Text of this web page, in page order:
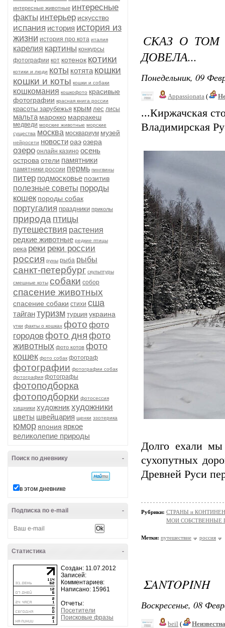
интересные животные интересные
факты интерьер искусство
испания история история из
жизни история про кота италия
карелия картины конкурсы
фотографии кот котенок котики
котики и люди коты котята кошки
кошки и коты кошки и собаки
кошкомания кошкофото красивые
фотографии красная книга россии
красоты зарубежья крым лес лисы
мальта марокко марракеш
медведи морские животные морские
существа москва москвариум музей
нейросети новостиоаэозера
озеро онлайн казино осень
острова отели памятники
памятники россии пермь пингвины
питер подмосковье позитив
полезные советы породы
кошек породы собак
португалия праздники приколы
природа птицы
путешествия растения
редкие животные редкие птицы
река реки реки россии
россия руны рыба рыбы
санкт-петербург скульптуры
смешные коты собаки собор
спасение животных
спасение собаки стихи сша
тайгантуризм турция украина
утки факты о кошках фото фото
городовфото дня фото
животных фото котов фото
кошек фото собак фотограф
фотографии фотографии собак
фотография фотографы
фотоподборка
фотоподборки фотосессия
хищники художникхудожники
цветы швейцария щенки эзотерика
юмор япония яркое
великолепие природы
-
Поиск по дневнику
в этом дневнике
-
Подписка по e-mail
-
Статистика
Создан: 11.07.2012
Записей:
Комментариев:
Написано: 15961
Отчеты:
Посетители
Поисковые фразы
СКАЗ О
ДОВЕЛА...
Понедельник, 09
Appassionata (
...Киржачская
Владимирская
Долго ехали мы
сухопутных
Древней Руси
Рубрики: СТРАНЫ и
МОИ СОБСТВЕННЫЕ
Метки: путешествие россия
ΣΑΝΤΟΡΊΝΗ
Воскресенье, 08
beil (